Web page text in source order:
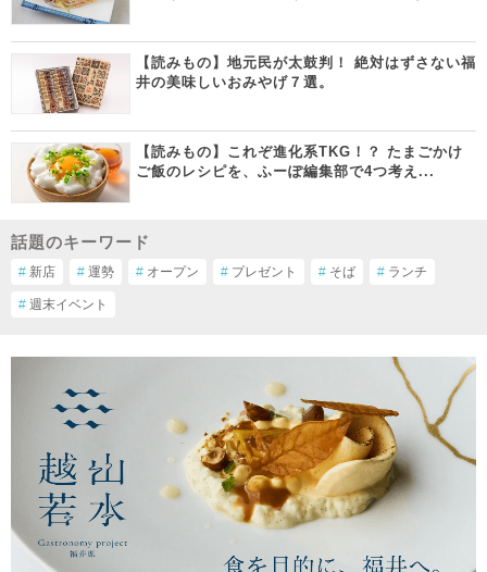
【読みもの】地元民が太鼓判！ 絶対はずさない福
井の美味しいおみやげ７選。
【読みもの】これぞ進化系TKG！？ たまごかけ
ご飯のレシピを、ふーぽ編集部で4つ考え...
話題のキーワード
# 新店 # 運勢 # オープン # プレゼント # そば # ランチ
# 週末イベント